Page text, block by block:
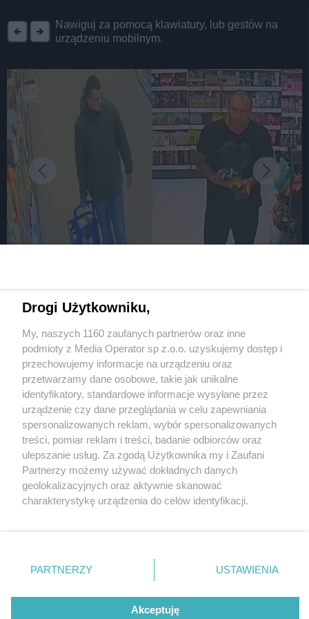
Nawiguj za pomocą klawiatury, lub gestów na
urządzeniu mobilnym.
Kradzieże w Sosnowcu. Policja szuka świadków
zdarzeń. Rozpoznajesz podejrzanych?
4 / 4
Sosnowiec kradzieze
podejrzani policja szuka
swiadkow
Kryminalni z komisariatu II sosnowieckiej policji
osoby rozpoznające podejrzanych proszone są o
kontakt z funkcjonariuszami pod numerem: 47 852 02
Wydawca mediów lokalnych
Nie zapomnij
zapoznać się z:
polityką prywatności
Twojemiasto
Piekary Śląskie
Chorzów
Tarnowskie Góry
Gliwice
Skontakuj sięz nami
Kontakt
Redakcja
Newsletter
Drogi Użytkowniku,
My, naszych 1160 zaufanych partnerów oraz inne
podmioty z Media Operator sp z.o.o. uzyskujemy dostęp i
przechowujemy informacje na urządzeniu oraz
przetwarzamy dane osobowe, takie jak unikalne
identyfikatory, standardowe informacje wysyłane przez
urządzenie czy dane przeglądania w celu zapewniania
spersonalizowanych reklam, wybór spersonalizowanych
treści, pomiar reklam i treści, badanie odbiorców oraz
ulepszanie usług. Za zgodą Użytkownika my i Zaufani
Partnerzy możemy używać dokładnych danych
geolokalizacyjnych oraz aktywnie skanować
charakterystykę urządzenia do celów identyfikacji.
zmienić/wycofać klikając przycisk ustawień prywatności
znajdujący się w lewym dolnym rogu strony
rodzaje przetwarzania danych nie wymagają zgody
użytkownika, ale masz prawo sprzeciwić się takiemu
PARTNERZY USTAWIENIA
Akceptuję